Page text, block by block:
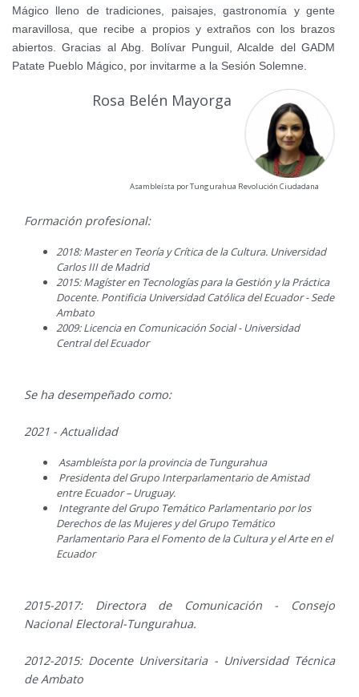
Mágico lleno de tradiciones, paisajes, gastronomía y gente
maravillosa, que recibe a propios y extraños con los brazos
abiertos. Gracias al Abg. Bolívar Punguil, Alcalde del GADM
Patate Pueblo Mágico, por invitarme a la Sesión Solemne.
Rosa Belén Mayorga
Asambleísta por Tungurahua Revolución Ciudadana
Formación profesional:
2018: Master en Teoría y Crítica de la Cultura. Universidad
Carlos III de Madrid
2015: Magíster en Tecnologías para la Gestión y la Práctica
Docente. Pontificia Universidad Católica del Ecuador - Sede
Ambato
2009: Licencia en Comunicación Social - Universidad
Central del Ecuador
Se ha desempeñado como:
2021 - Actualidad
Asambleísta por la provincia de Tungurahua
Presidenta del Grupo Interparlamentario de Amistad
entre Ecuador – Uruguay.
Integrante del Grupo Temático Parlamentario por los
Derechos de las Mujeres y del Grupo Temático
Parlamentario Para el Fomento de la Cultura y el Arte en el
Ecuador
2015-2017: Directora de Comunicación - Consejo
Nacional Electoral-Tungurahua.
2012-2015: Docente Universitaria - Universidad Técnica
de Ambato